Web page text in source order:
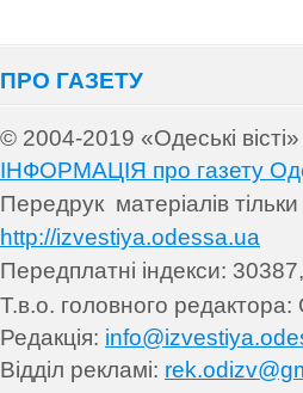
ПРО ГАЗЕТУ
© 2004-2019 «Одеські вісті»
ІНФОРМАЦІЯ про газету
Передрук матеріалів т
http://izvestiya.odessa.ua
Передплатні індекси: 30
Т.в.о. головного
Редакція:
Відділ рекламі: